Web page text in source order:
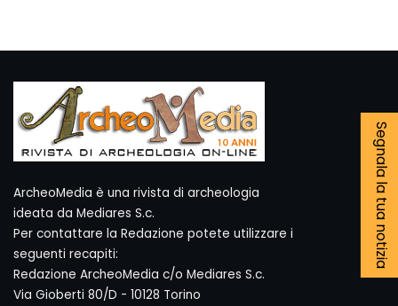
Segnala la tua notizia
ArcheoMedia è una rivista di archeologia
ideata da Mediares S.c.
Per contattare la Redazione potete utilizzare i
seguenti recapiti:
Redazione ArcheoMedia c/o Mediares S.c.
Via Gioberti 80/D - 10128 Torino